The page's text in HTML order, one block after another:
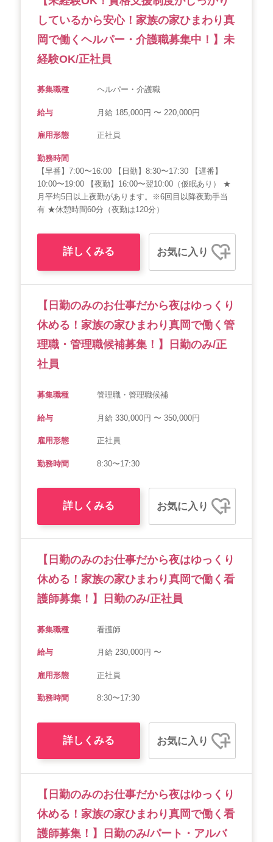
しているから安心！家族の家ひまわり真
岡で働くヘルパー・介護職募集中！】未
経験OK/正社員
募集職種 ヘルパー・介護職
給与 月給 185,000円 〜 220,000円
雇用形態 正社員
勤務時間
【早番】7:00〜16:00 【日勤】8:30〜17:30 【遅番】
10:00〜19:00 【夜勤】16:00〜翌10:00（仮眠あり） ★
月平均5日以上夜勤があります。※6回目以降夜勤手当
有 ★休憩時間60分（夜勤は120分）
詳しくみる お気に入り
【日勤のみのお仕事だから夜はゆっくり
休める！家族の家ひまわり真岡で働く管
理職・管理職候補募集！】日勤のみ/正
社員
募集職種 管理職・管理職候補
給与 月給 330,000円 〜 350,000円
雇用形態 正社員
勤務時間 8:30〜17:30
詳しくみる お気に入り
【日勤のみのお仕事だから夜はゆっくり
休める！家族の家ひまわり真岡で働く看
護師募集！】日勤のみ/正社員
募集職種 看護師
給与 月給 230,000円 〜
雇用形態 正社員
勤務時間 8:30〜17:30
詳しくみる お気に入り
【日勤のみのお仕事だから夜はゆっくり
休める！家族の家ひまわり真岡で働く看
護師募集！】日勤のみ/パート・アルバ